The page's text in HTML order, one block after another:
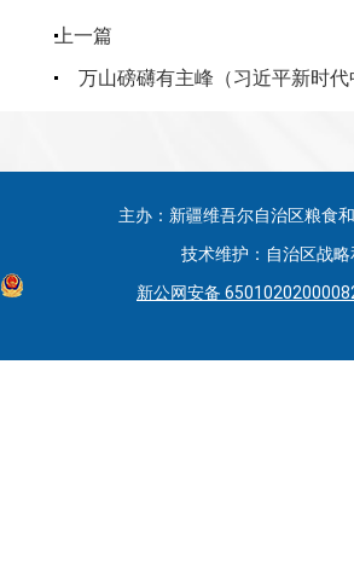
上一篇
万山磅礴有主峰（习近平新时
主办：新疆维吾尔自治区粮食
技术维护：自治区战
新公网安备